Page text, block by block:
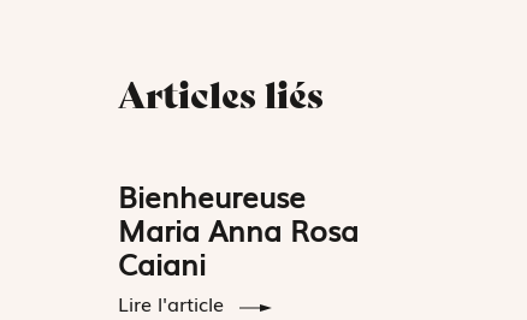
Articles liés
Bienheureuse
Maria Anna Rosa
Caiani
Lire l'article